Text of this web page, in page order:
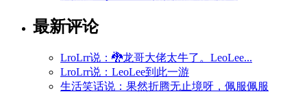
最新评论
LroLrr说：🐉龙哥大佬太牛了。LeoLee...
LroLrr说：LeoLee到此一游
生活笑话说：果然折腾无止境呀，佩服佩服